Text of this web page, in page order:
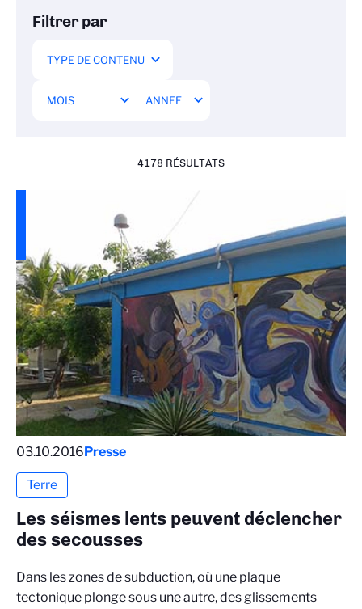
Filtrer par
4178 RÉSULTATS
03.10.2016Presse
Terre
Les séismes lents peuvent déclencher
des secousses
Dans les zones de subduction, où une plaque
tectonique plonge sous une autre, des glissements